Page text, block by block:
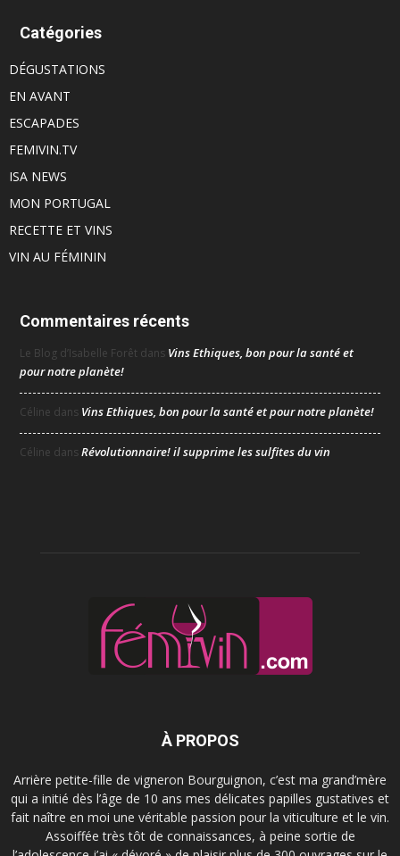
Catégories
DÉGUSTATIONS
EN AVANT
ESCAPADES
FEMIVIN.TV
ISA NEWS
MON PORTUGAL
RECETTE ET VINS
VIN AU FÉMININ
Commentaires récents
Le Blog d’Isabelle Forêt dans Vins Ethiques, bon pour la santé et
pour notre planète!
Céline dans Vins Ethiques, bon pour la santé et pour notre planète!
Céline dansRévolutionnaire! il supprime les sulfites du vin
À PROPOS
Arrière petite-fille de vigneron Bourguignon, c’est ma grand’mère
qui a initié dès l’âge de 10 ans mes délicates papilles gustatives et
fait naître en moi une véritable passion pour la viticulture et le vin.
Assoiffée très tôt de connaissances, à peine sortie de